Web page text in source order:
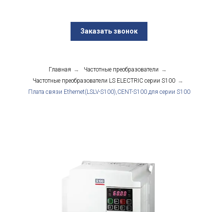
Заказать звонок
Главная → Частотные преобразователи →
Частотные преобразователи LS ELECTRIC серии S100 →
Плата связи Ethernet(LSLV-S100),CENT-S100 для серии S100